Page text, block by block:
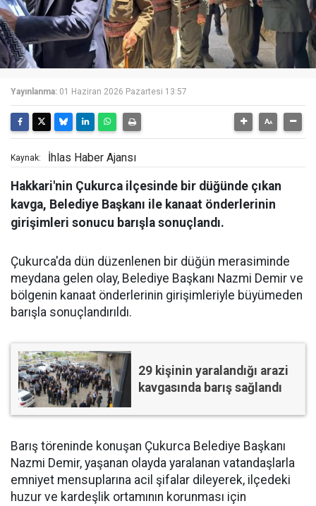
Yayınlanma: 01 Haziran 2026 Pazartesi 13:57
Kaynak: İhlas Haber Ajansı
Hakkari'nin Çukurca ilçesinde bir düğünde çıkan
kavga, Belediye Başkanı ile kanaat önderlerinin
girişimleri sonucu barışla sonuçlandı.
Çukurca'da dün düzenlenen bir düğün merasiminde
meydana gelen olay, Belediye Başkanı Nazmi Demir ve
bölgenin kanaat önderlerinin girişimleriyle büyümeden
barışla sonuçlandırıldı.
29 kişinin yaralandığı arazi
kavgasında barış sağlandı
Barış töreninde konuşan Çukurca Belediye Başkanı
Nazmi Demir, yaşanan olayda yaralanan vatandaşlarla
emniyet mensuplarına acil şifalar dileyerek, ilçedeki
huzur ve kardeşlik ortamının korunması için